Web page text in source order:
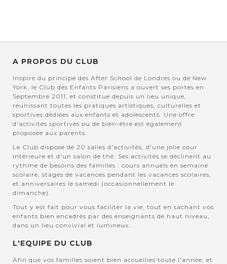
A PROPOS DU CLUB
Inspiré du principe des After School de Londres ou de New
York, le Club des Enfants Parisiens a ouvert ses portes en
Septembre 2011, et constitue depuis un lieu unique,
réunissant toutes les pratiques artistiques, culturelles et
sportives dédiées aux enfants et adolescents. Une offre
d'activités sportives ou de bien-être est également
proposée aux parents.
Le Club dispose de 20 salles d'activités, d'une jolie cour
intérieure et d'un salon de thé. Ses activités se déclinent au
rythme de besoins des familles : cours annuels en semaine
scolaire, stages de vacances pendant les vacances scolaires,
et anniversaires le samedi (occasionnellement le
dimanche).
Tout y est fait pour vous faciliter la vie, tout en sachant vos
enfants bien encadrés par des enseignants de haut niveau,
dans un lieu convivial et lumineux.
L'EQUIPE DU CLUB
Afin que vos familles soient bien accuellies toute l'année, et